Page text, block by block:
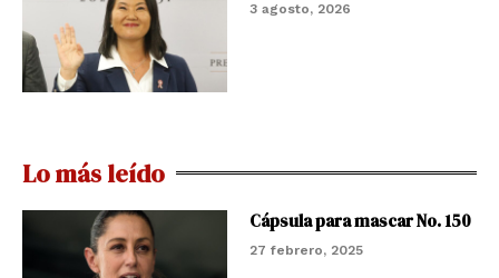
3 agosto, 2026
Lo más leído
Cápsula para mascar No. 150
27 febrero, 2025